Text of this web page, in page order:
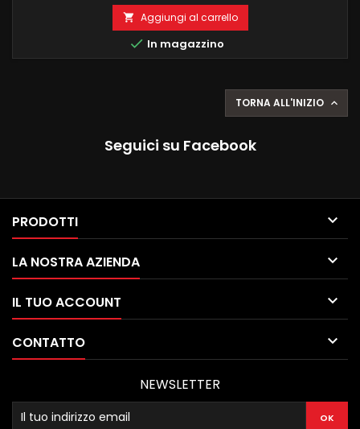
 Aggiungi al carrello
 In magazzino
TORNA ALL'INIZIO 
Seguici su Facebook
PRODOTTI 
LA NOSTRA AZIENDA 
IL TUO ACCOUNT 
CONTATTO 
NEWSLETTER